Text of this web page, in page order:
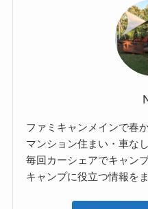
ファミキャンメインで春
マンション住まい・車なし
毎回カーシェアでキャン
キャンプに役立つ情報を